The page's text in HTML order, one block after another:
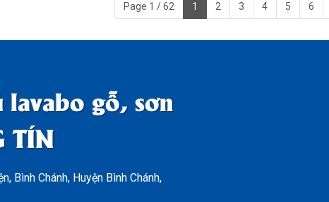
Page 1 / 62 1 2 3 4 5 6
gỗ, sơn
TÍN
Bình Chánh, Huyện Bình Chánh,